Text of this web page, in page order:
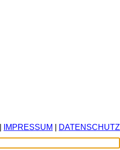
IMPRESSUM DATENSCHUTZ